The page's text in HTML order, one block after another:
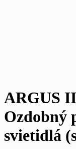
ARGUS
Ozdobný
svietidlá